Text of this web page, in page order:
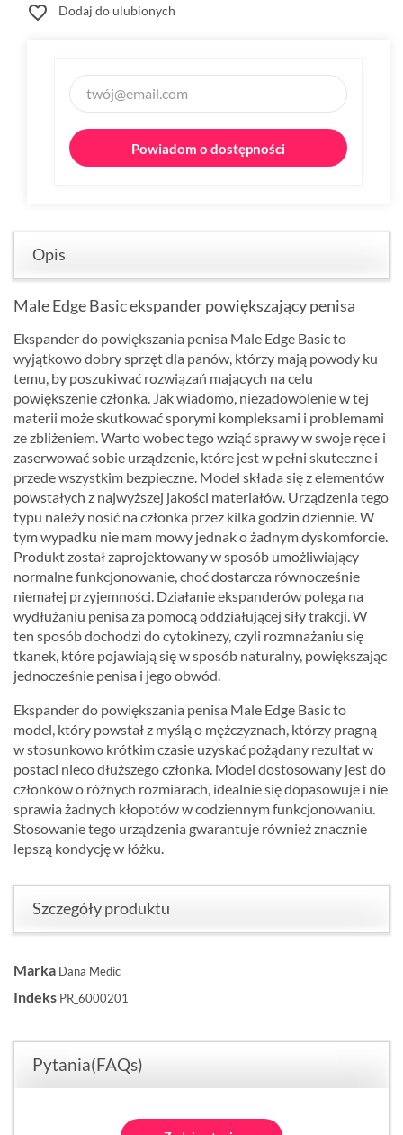
favorite_border Dodaj do ulubionych
Powiadom o dostępności
Opis
Male Edge Basic ekspander powiększający penisa
Ekspander do powiększania penisa Male Edge Basic to
wyjątkowo dobry sprzęt dla panów, którzy mają powody ku
temu, by poszukiwać rozwiązań mających na celu
powiększenie członka. Jak wiadomo, niezadowolenie w tej
materii może skutkować sporymi kompleksami i problemami
ze zbliżeniem. Warto wobec tego wziąć sprawy w swoje ręce i
zaserwować sobie urządzenie, które jest w pełni skuteczne i
przede wszystkim bezpieczne. Model składa się z elementów
powstałych z najwyższej jakości materiałów. Urządzenia tego
typu należy nosić na członka przez kilka godzin dziennie. W
tym wypadku nie mam mowy jednak o żadnym dyskomforcie.
Produkt został zaprojektowany w sposób umożliwiający
normalne funkcjonowanie, choć dostarcza równocześnie
niemałej przyjemności. Działanie ekspanderów polega na
wydłużaniu penisa za pomocą oddziałującej siły trakcji. W
ten sposób dochodzi do cytokinezy, czyli rozmnażaniu się
tkanek, które pojawiają się w sposób naturalny, powiększając
jednocześnie penisa i jego obwód.
Ekspander do powiększania penisa Male Edge Basic to
model, który powstał z myślą o mężczyznach, którzy pragną
w stosunkowo krótkim czasie uzyskać pożądany rezultat w
postaci nieco dłuższego członka. Model dostosowany jest do
członków o różnych rozmiarach, idealnie się dopasowuje i nie
sprawia żadnych kłopotów w codziennym funkcjonowaniu.
Stosowanie tego urządzenia gwarantuje również znacznie
lepszą kondycję w łóżku.
Szczegóły produktu
Marka Dana Medic
Indeks PR_6000201
Pytania(FAQs)